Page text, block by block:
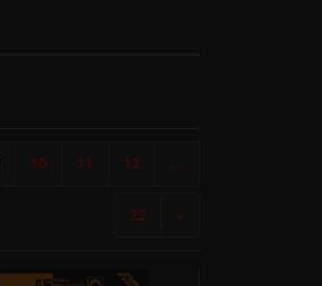
10 11 12 ...
22 »